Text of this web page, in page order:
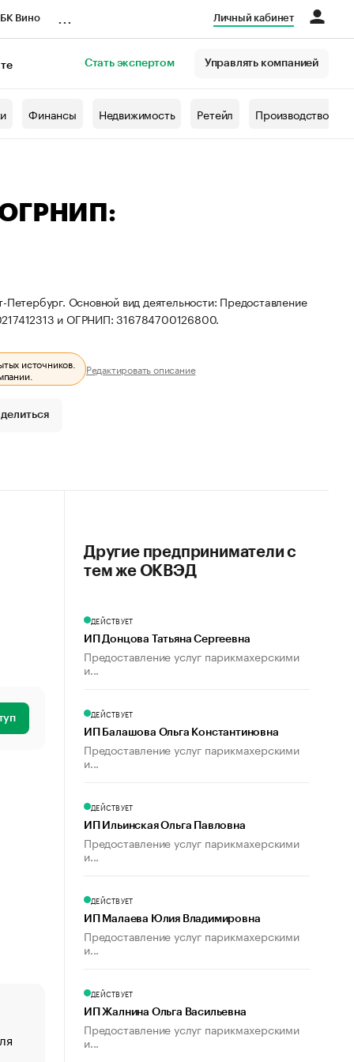
Вино Личный кабинет
Стать экспертом Управлять компанией
Финансы Недвижимость Ретейл Производство
ОГРНИП:
Основной вид деятельности: Предоставление
и ОГРНИП: 316784700126800.
источников.
Редактировать описание
«От спорта тело стареет иначе». Как живет глава
создавшей GTA
Другие предприниматели с
тем же ОКВЭД
ДЕЙСТВУЕТ
ИП Донцова Татьяна Сергеевна
Предоставление услуг парикмахерскими
и...
ДЕЙСТВУЕТ
ИП Балашова Ольга Константиновна
Предоставление услуг парикмахерскими
и...
ДЕЙСТВУЕТ
ИП Ильинская Ольга Павловна
Предоставление услуг парикмахерскими
и...
ДЕЙСТВУЕТ
ИП Малаева Юлия Владимировна
Предоставление услуг парикмахерскими
и...
ДЕЙСТВУЕТ
ИП Жалнина Ольга Васильевна
Предоставление услуг парикмахерскими
и...